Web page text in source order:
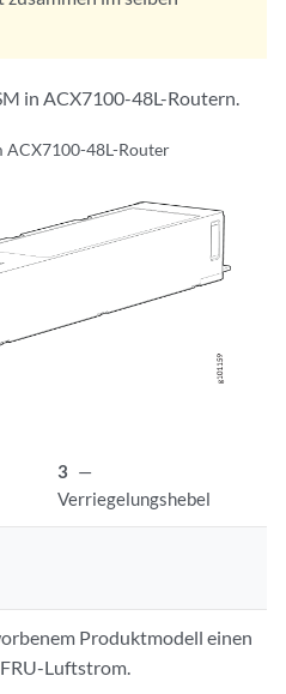
in ACX7100-48L-Routern.
ACX7100-48L-Router
3 —
Verriegelungshebel
Produktmodell einen
Luftstrom.